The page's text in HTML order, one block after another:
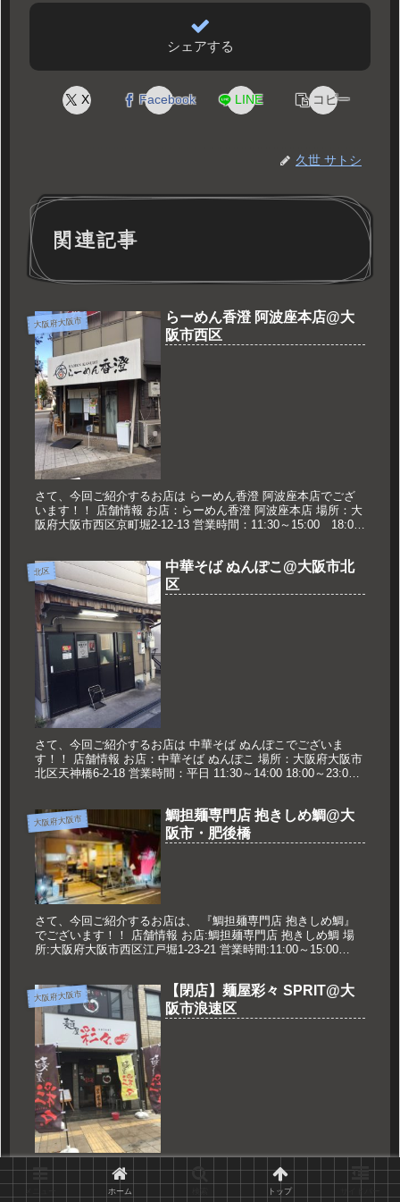
シェアする
X Facebook LINE コピー
久世 サトシ
関連記事
大阪府大阪市
らーめん香澄 阿波座本店@大
阪市西区
さて、今回ご紹介するお店は らーめん香澄 阿波座本店でござ
います！！ 店舗情報 お店：らーめん香澄 阿波座本店 場所：大
阪府大阪市西区京町堀2-12-13 営業時間：11:30～15:00 18:00
北区
中華そば ぬんぽこ@大阪市北
区
さて、今回ご紹介するお店は 中華そば ぬんぽこでございま
す！！ 店舗情報 お店：中華そば ぬんぽこ 場所：大阪府大阪市
北区天神橋6-2-18 営業時間：平日 11:30～14:00 18:00～23:00
大阪府大阪市
鯛担麺専門店 抱きしめ鯛@大
阪市・肥後橋
さて、今回ご紹介するお店は、 『鯛担麺専門店 抱きしめ鯛』
でございます！！ 店舗情報 お店:鯛担麺専門店 抱きしめ鯛 場
所:大阪府大阪市西区江戸堀1-23-21 営業時間:11:00～15:00
大阪府大阪市
【閉店】麺屋彩々 SPRIT@大
阪市浪速区
※2016年10月に人手不足のため休業され そのまま閉店となり
ました。 さて、今回ご紹介するお店は、 麺屋彩々SPRITでご
ざいます！！ 店舗情報 お店：麺屋彩々 なんば店 場所：大阪府
ホーム トップ